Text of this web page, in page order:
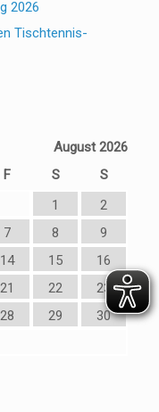
2026
Tischtennis-
August 2026
F S
S
1
2
7 8
9
14 15
16
21 22
23
28 29
30